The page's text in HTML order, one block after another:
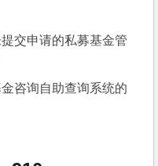
交申请的私募基金管
咨询自助查询系统的